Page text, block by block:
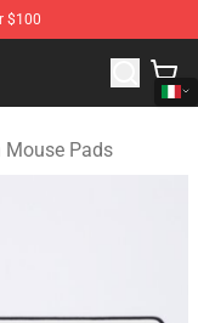
$100
Merchandise Store
Mouse Pads